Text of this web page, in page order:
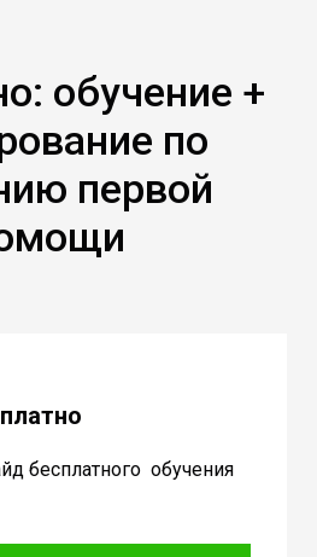
обучение +
по
первой
бесплатного обучения